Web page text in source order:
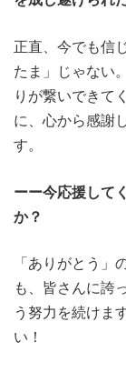
正直、今でも信
たま」じゃない
りが繋いできて
に、心から感謝
す。
ーー今応援して
か？
「ありがとう
も、皆さんに誇
う努力を続けま
い！